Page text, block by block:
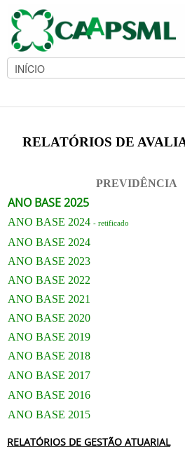
RELATÓRIOS DE
PREVIDÊNCIA
ANO BASE 2025
ANO BASE 2024 - retificado
ANO BASE 2024
ANO BASE 2023
ANO BASE 2022
ANO BASE 2021
ANO BASE 2020
ANO BASE 2019
ANO BASE 2018
ANO BASE 2017
ANO BASE 2016
ANO BASE 2015
RELATÓRIOS DE GESTÃO ATUARIAL